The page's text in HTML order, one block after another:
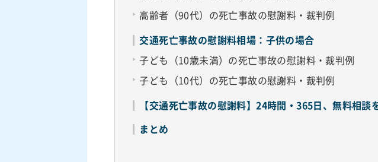
高齢者（90代）の死亡事故の慰謝料・裁判例
交通死亡事故の慰謝料相場：子供の場合
子ども（10歳未満）の死亡事故の慰謝料・裁判例
子ども（10代）の死亡事故の慰謝料・裁判例
【交通死亡事故の慰謝料】24時間・365日、無料相談
まとめ